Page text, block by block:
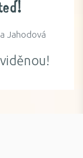
Jahodová